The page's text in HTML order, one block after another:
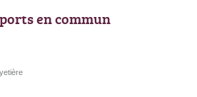
en commun